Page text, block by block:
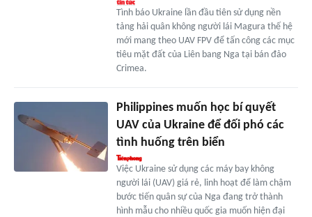
Tình báo Ukraine lần đầu tiên sử dụng nền
tảng hải quân không người lái Magura thế hệ
mới mang theo UAV FPV để tấn công các mục
tiêu mặt đất của Liên bang Nga tại bán đảo
Crimea.
Philippines muốn học bí quyết
UAV của Ukraine để đối phó các
tình huống trên biển
Việc Ukraine sử dụng các máy bay không
người lái (UAV) giá rẻ, linh hoạt để làm chậm
bước tiến quân sự của Nga đang trở thành
hình mẫu cho nhiều quốc gia muốn hiện đại